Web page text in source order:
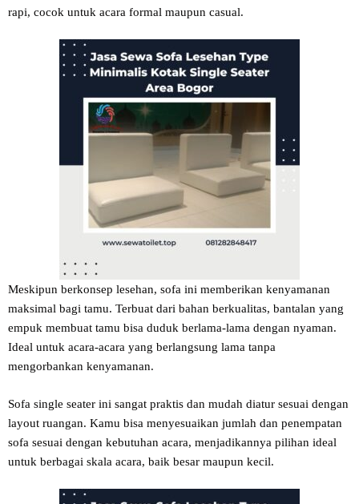
rapi, cocok untuk acara formal maupun casual.
Meskipun berkonsep lesehan, sofa ini memberikan kenyamanan
maksimal bagi tamu. Terbuat dari bahan berkualitas, bantalan yang
empuk membuat tamu bisa duduk berlama-lama dengan nyaman.
Ideal untuk acara-acara yang berlangsung lama tanpa
mengorbankan kenyamanan.
Sofa single seater ini sangat praktis dan mudah diatur sesuai dengan
layout ruangan. Kamu bisa menyesuaikan jumlah dan penempatan
sofa sesuai dengan kebutuhan acara, menjadikannya pilihan ideal
untuk berbagai skala acara, baik besar maupun kecil.